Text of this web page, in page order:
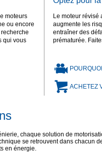
moteurs
ou encore
qui vous
Le moteur révisé
augmente les
entraîner des
prématurée.
ACHETEZ
chaque solution de
se retrouvent dans chacun
en énergie.